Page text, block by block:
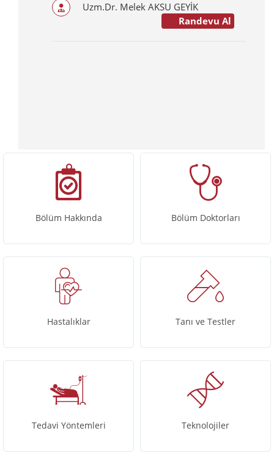
Uzm.Dr. Melek AKSU GEYİK
Randevu Al
Bölüm Hakkında Bölüm Doktorları
Hastalıklar Tanı ve Testler
Tedavi Yöntemleri Teknolojiler